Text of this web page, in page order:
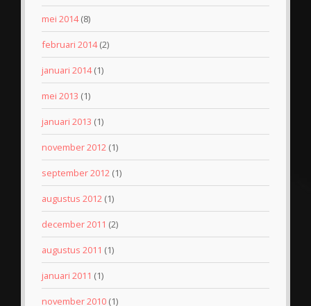
mei 2014(8)
februari 2014(2)
januari 2014(1)
mei 2013 (1)
januari 2013 (1)
november 2012 (1)
september 2012 (1)
augustus 2012 (1)
december 2011 (2)
augustus 2011 (1)
januari 2011 (1)
november 2010 (1)